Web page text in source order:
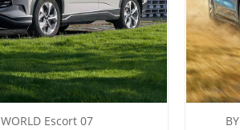
WORLD Escort 07